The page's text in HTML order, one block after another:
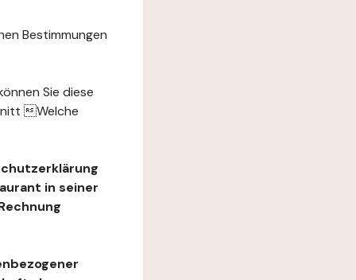
Bestimmungen
Sie diese
Welche
in seiner